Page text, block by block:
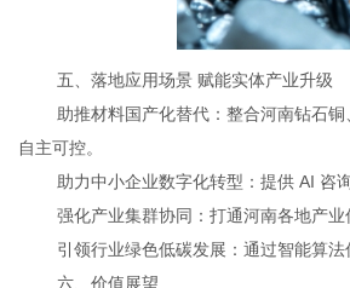
五、落地应用场景 赋能实体产业升级
助推材料国产化替代：整合河南钻石
自主可控。
助力中小企业数字化转型：提供 AI 咨
强化产业集群协同：打通河南各地产
引领行业绿色低碳发展：通过智能算
六、价值展望